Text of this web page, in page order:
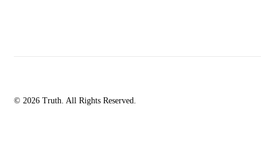
© 2026 Truth. All Rights Reserved.